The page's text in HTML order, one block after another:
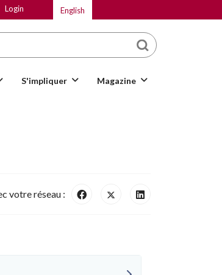
S'impliquer Magazine
Login English
Que cherchez-vous
votre réseau :